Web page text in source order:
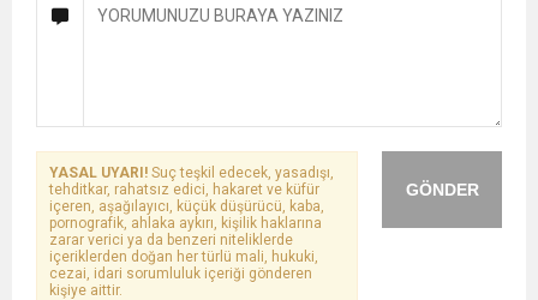
GÖNDER
YASAL UYARI! Suç teşkil edecek, yasadışı,
tehditkar, rahatsız edici, hakaret ve küfür
içeren, aşağılayıcı, küçük düşürücü, kaba,
pornografik, ahlaka aykırı, kişilik haklarına
zarar verici ya da benzeri niteliklerde
içeriklerden doğan her türlü mali, hukuki,
cezai, idari sorumluluk içeriği gönderen
kişiye aittir.